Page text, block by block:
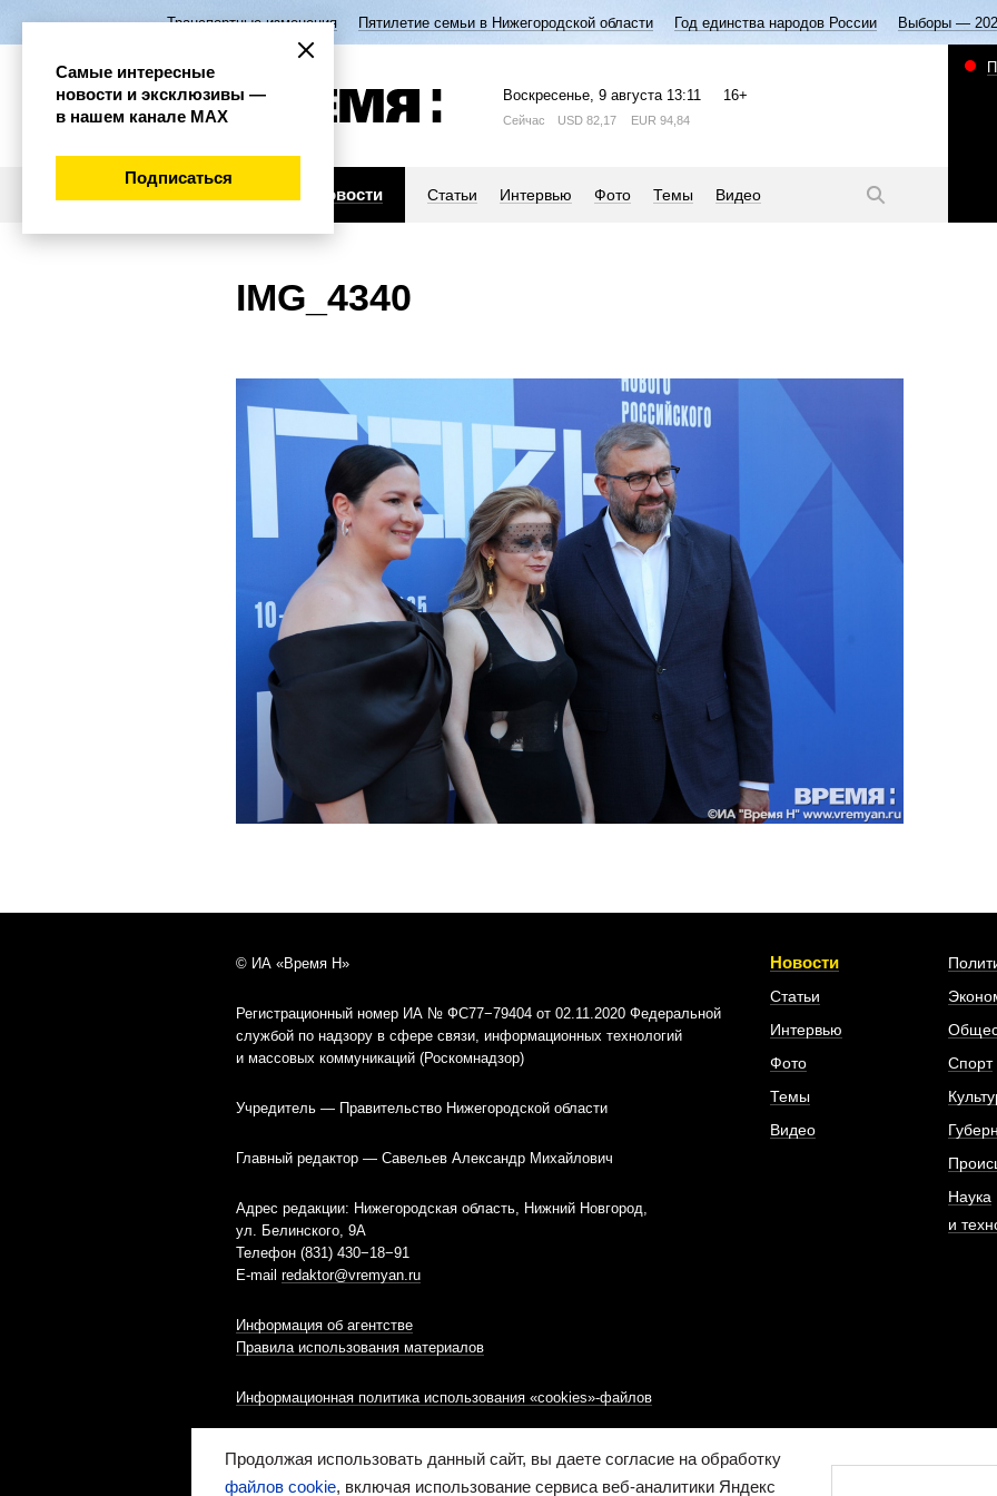
Транспортные изменения Пятилетие семьи в Нижегородской области Год единства народов России Выборы —
Воскресенье, 9 августа 13:11 16+
Сейчас USD 82,17 EUR 94,84
Новости Статьи Интервью Фото Темы Видео
IMG_4340
Новости
Статьи
Интервью
Фото
Темы
Видео
Спорт
Наука
и
© ИА «Время Н»
Регистрационный номер ИА № ФС77−79404 от 02.11.2020 Федеральной
службой по надзору в сфере связи, информационных технологий
и массовых коммуникаций (Роскомнадзор)
Учредитель — Правительство Нижегородской области
Главный редактор — Савельев Александр Михайлович
Адрес редакции: Нижегородская область, Нижний Новгород,
ул. Белинского, 9А
Телефон (831) 430−18−91
E-mail redaktor@vremyan.ru
Информация об агентстве
Правила использования материалов
Информационная политика использования «cookies»-файлов
Самые интересные
новости и эксклюзивы —
в нашем канале МАХ
Подписаться
Продолжая использовать данный сайт, вы даете согласие на обработку
файлов cookie, включая использование сервиса веб-аналитики Яндекс